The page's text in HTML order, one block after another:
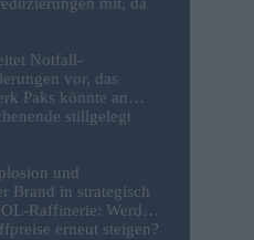
Notfall-
vor, das
Paks könnte an
stillgelegt
und
Brand in strategisch
Raffinerie: Werden
erneut steigen?